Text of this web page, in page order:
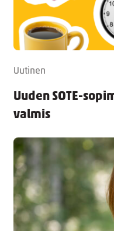
Uutinen
Uuden SOTE-
valmis